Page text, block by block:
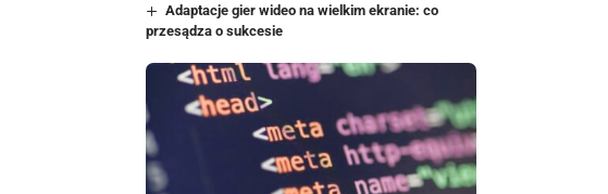
Adaptacje gier wideo na wielkim ekranie: co
przesądza o sukcesie